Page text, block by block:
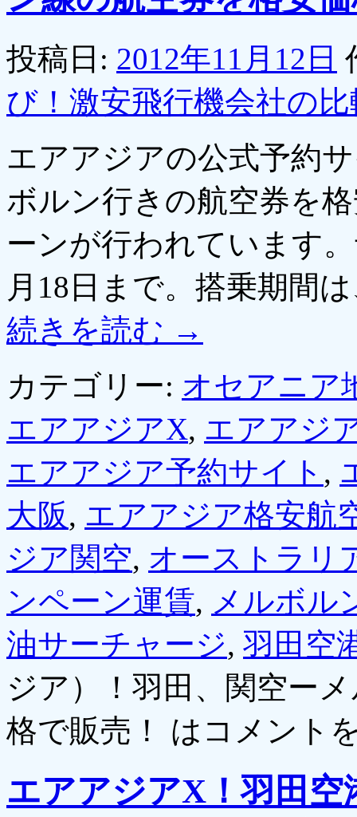
投稿日: 2012年11月12日
び！激安飛行機会社の
エアアジアの公式予約
ボルン行きの航空券を
ーンが行われています
月18日まで。搭乗期間
続きを読む →
カテゴリー: オセアニア
エアアジアX, エアアジ
エアアジア予約サイト ,
大阪, エアアジア格安航
ジア関空, オーストラリ
ンペーン運賃, メルボル
油サーチャージ, 羽田空
ジア）！羽田、関空ー
格で販売！ は コメント
エアアジアX！羽田